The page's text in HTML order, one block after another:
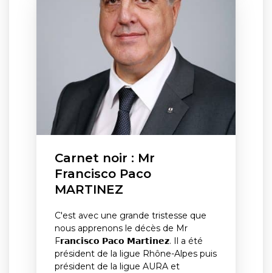
Carnet noir : Mr
Francisco Paco
MARTINEZ
C'est avec une grande tristesse que
nous apprenons le décès de Mr
F𝗿𝗮𝗻𝗰𝗶𝘀𝗰𝗼 𝗣𝗮𝗰𝗼 𝗠𝗮𝗿𝘁𝗶𝗻𝗲𝘇. Il a été
président de la ligue Rhône-Alpes puis
président de la ligue AURA et